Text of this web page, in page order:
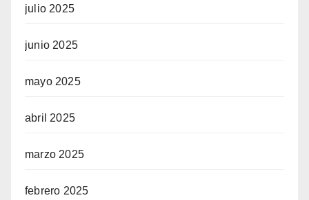
julio 2025
junio 2025
mayo 2025
abril 2025
marzo 2025
febrero 2025